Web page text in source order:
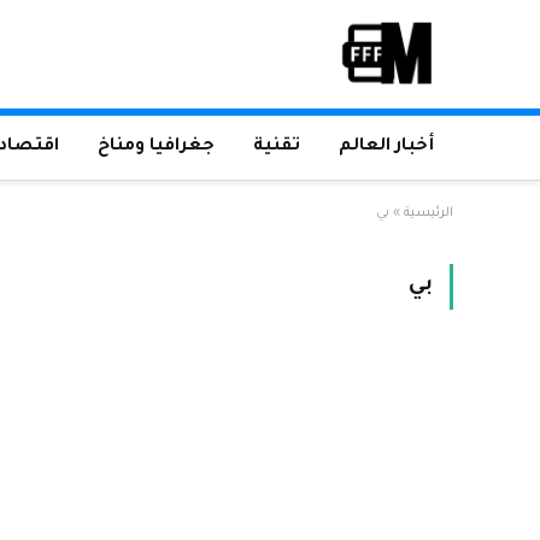
أخبار العالم تقنية جغرافيا ومناخ
الرئيسية » بي
بي